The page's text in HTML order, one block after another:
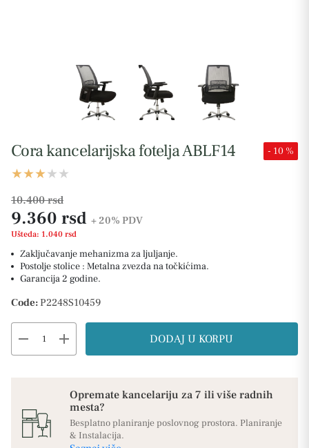
Cora kancelarijska fotelja ABLF14 - 10 %
10.400 rsd
9.360 rsd + 20% PDV
Ušteda: 1.040 rsd
Zaključavanje mehanizma za ljuljanje.
Postolje stolice : Metalna zvezda na točkićima.
Garancija 2 godine.
Code: P2248S10459
remove add DODAJ U KORPU
Opremate kancelariju za 7 ili više radnih
mesta?
Besplatno planiranje poslovnog prostora. Planiranje
& Instalacija.